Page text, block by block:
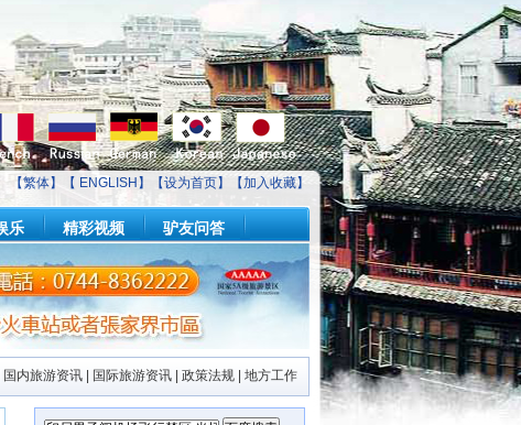
【繁体】【 ENGLISH 】【设为首页】【加入收藏】
乐 精彩视频 驴友问答
国内旅游资讯 国际旅游资讯 政策法规 地方工作